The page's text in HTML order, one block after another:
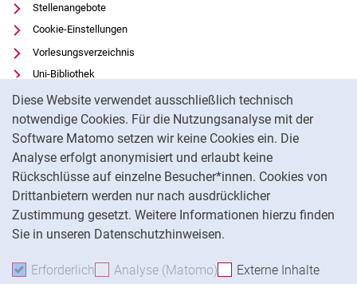
Diese Website verwendet ausschließlich technisch
notwendige Cookies. Für die Nutzungsanalyse mit der
Software Matomo setzen wir keine Cookies ein. Die
Analyse erfolgt anonymisiert und erlaubt keine
Rückschlüsse auf einzelne Besucher*innen. Cookies von
Drittanbietern werden nur nach ausdrücklicher
Zustimmung gesetzt. Weitere Informationen hierzu finden
Sie in unseren Datenschutzhinweisen.
Erforderlich Erforderliche Cookies akzeptieren
Analyse (Matomo) Analyse-Cookies
Externe Inhalte
Stellenangebote
Cookie-Einstellungen
Vorlesungsverzeichnis
Uni-Bibliothek
Moodle
Panopto
Datenschutz
Barrierefreiheit
Transparenter KI-Einsatz